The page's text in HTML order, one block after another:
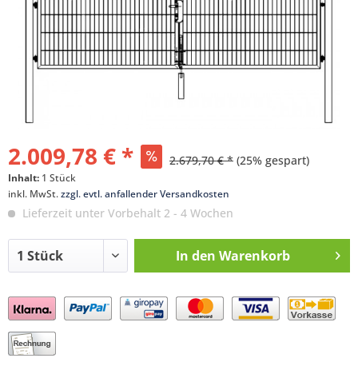
2.009,78 € * 2.679,70 € * (25% gespart)
Inhalt: 1 Stück
inkl. MwSt.zzgl. evtl. anfallender Versandkosten
Lieferzeit unter Vorbehalt 2 - 4 Wochen
In den Warenkorb
Preis anfragen